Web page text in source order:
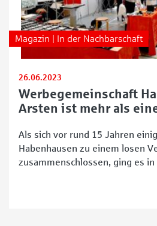
Magazin | In der Nachbarschaft
26.06.2023
Werbegemeinschaft
Arsten ist mehr als
Als sich vor rund 15 Jahren
Habenhausen zu einem losen
zusammenschlossen, ging es
ihren eigenen